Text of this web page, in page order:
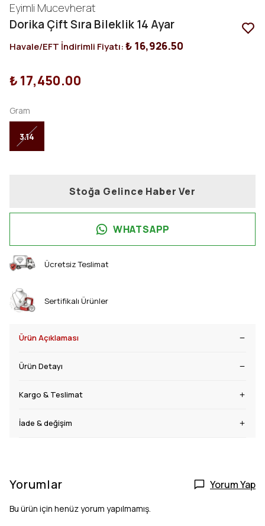
Eyimli Mucevherat
Dorika Çift Sıra Bileklik 14 Ayar
Havale/EFT İndirimli Fiyatı:₺ 16,926.50
₺ 17,450.00
Gram
3.14
Stoğa Gelince Haber Ver
WHATSAPP
Ücretsiz Teslimat
Sertifikalı Ürünler
Ürün Açıklaması
Ürün Detayı
Kargo & Teslimat
İade & değişim
Yorumlar Yorum Yap
Bu ürün için henüz yorum yapılmamış.